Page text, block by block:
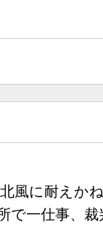
風に耐えか
で一仕事、